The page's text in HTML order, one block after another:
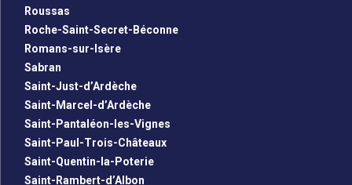
Roussas
Roche-Saint-Secret-Béconne
Romans-sur-Isère
Sabran
Saint-Just-d’Ardèche
Saint-Marcel-d’Ardèche
Saint-Pantaléon-les-Vignes
Saint-Paul-Trois-Châteaux
Saint-Quentin-la-Poterie
Saint-Rambert-d’Albon